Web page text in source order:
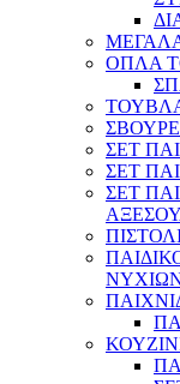
ΟΠΛΑ
ΣΕΤ
ΣΕΤ
ΣΕΤ
ΝΥΧΙΩΝ